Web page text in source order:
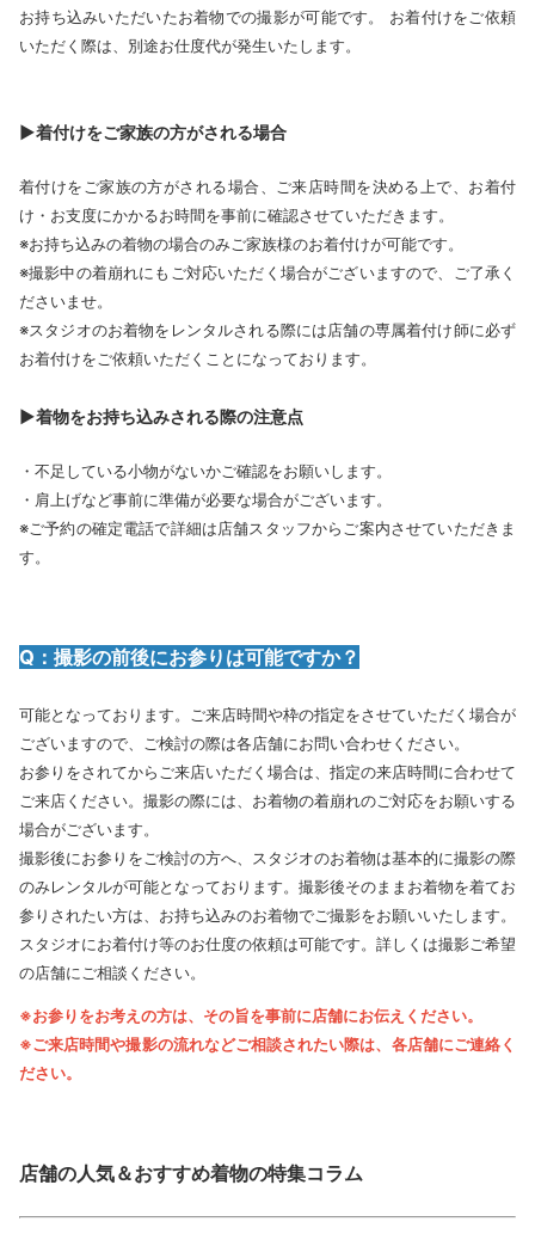
お持ち込みいただいたお着物での撮影が可能です。 お着付けをご依頼
いただく際は、別途お仕度代が発生いたします。
▶着付けをご家族の方がされる場合
着付けをご家族の方がされる場合、ご来店時間を決める上で、お着付
け・お支度にかかるお時間を事前に確認させていただきます。
※お持ち込みの着物の場合のみご家族様のお着付けが可能です。
※撮影中の着崩れにもご対応いただく場合がございますので、ご了承く
ださいませ。
※スタジオのお着物をレンタルされる際には店舗の専属着付け師に必ず
お着付けをご依頼いただくことになっております。
▶着物をお持ち込みされる際の注意点
・不足している小物がないかご確認をお願いします。
・肩上げなど事前に準備が必要な場合がございます。
※ご予約の確定電話で詳細は店舗スタッフからご案内させていただきま
す。
Q：撮影の前後にお参りは可能ですか？
可能となっております。ご来店時間や枠の指定をさせていただく場合が
ございますので、ご検討の際は各店舗にお問い合わせください。
お参りをされてからご来店いただく場合は、指定の来店時間に合わせて
ご来店ください。撮影の際には、お着物の着崩れのご対応をお願いする
場合がございます。
撮影後にお参りをご検討の方へ、スタジオのお着物は基本的に撮影の際
のみレンタルが可能となっております。撮影後そのままお着物を着てお
参りされたい方は、お持ち込みのお着物でご撮影をお願いいたします。
スタジオにお着付け等のお仕度の依頼は可能です。詳しくは撮影ご希望
の店舗にご相談ください。
※お参りをお考えの方は、その旨を事前に店舗にお伝えください。
※ご来店時間や撮影の流れなどご相談されたい際は、各店舗にご連絡く
ださい。
店舗の人気＆おすすめ着物の特集コラム